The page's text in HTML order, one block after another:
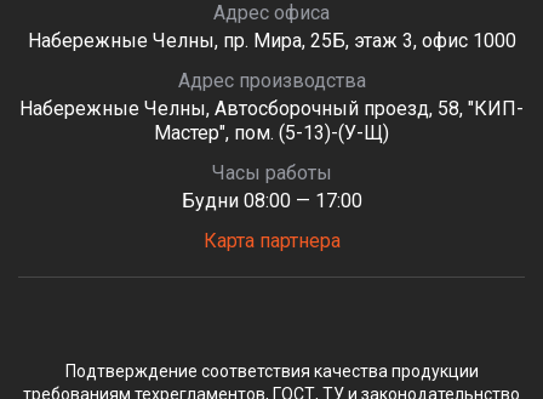
Адрес офиса
Набережные Челны, пр. Мира, 25Б, этаж 3, офис 1000
Адрес производства
Набережные Челны, Автосборочный проезд, 58, "КИП-
Мастер", пом. (5-13)-(У-Щ)
Часы работы
Будни 08:00 — 17:00
Карта партнера
Подтверждение соответствия качества продукции
требованиям техрегламентов, ГОСТ, ТУ и законодательнство